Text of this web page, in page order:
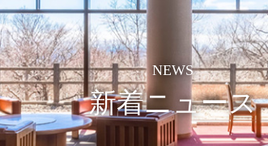
NEWS
新着ニュース